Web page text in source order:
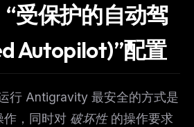
受保护的自动驾
Autopilot)”配置
行 Antigravity 最安全的方式是
，同时对 破坏性的操作要求